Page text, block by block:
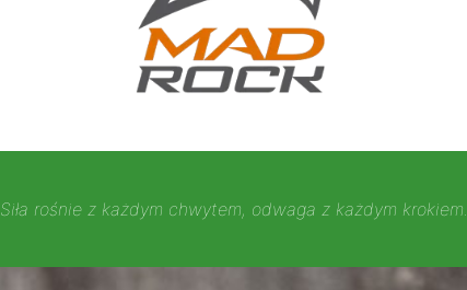
Siła rośnie z każdym chwytem, odwaga z każdym krokiem.